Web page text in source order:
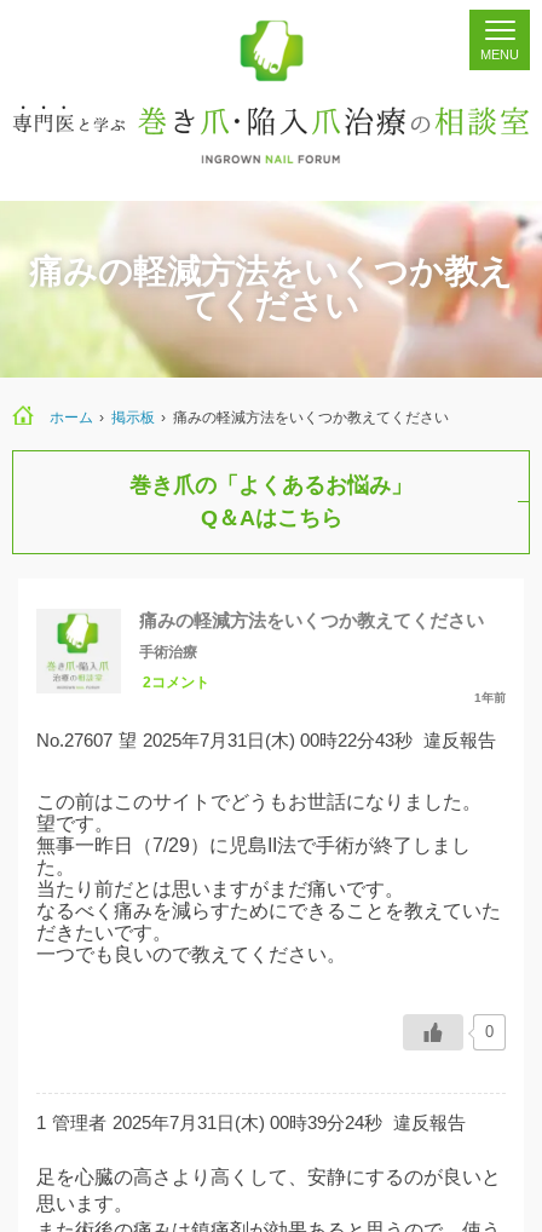
ホーム シェア 掲示板 検索
痛みの軽減方法をいくつか教え
てください
ホーム › › 痛みの軽減方法をいくつか教えてください
巻き爪の「よくあるお悩み」
Q＆Aはこちら
痛みの軽減方法をいくつか教えてください
手術治療
2コメント
1年前
No.27607 望 2025年7月31日(木) 00時22分43秒 違反報告
この前はこのサイトでどうもお世話になりました。
望です。
無事一昨日（7/29）に児島II法で手術が終了しまし
た。
当たり前だとは思いますがまだ痛いです。
なるべく痛みを減らすためにできることを教えていた
だきたいです。
一つでも良いので教えてください。
0
1 管理者 2025年7月31日(木) 00時39分24秒 違反報告
足を心臓の高さより高くして、安静にするのが良いと
思います。